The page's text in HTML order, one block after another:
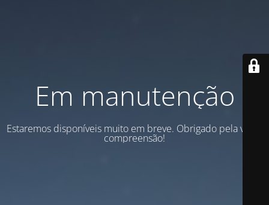
Em manutenção
Estaremos disponíveis muito em breve. Obrigado pela vossa
compreensão!